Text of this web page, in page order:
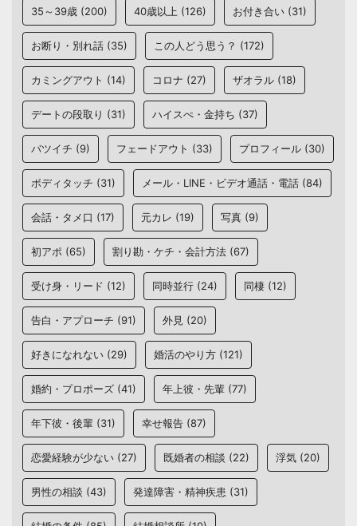
35～39歳 (200) 40歳以上 (126) お付き合い (31)
お断り・別れ話 (35) この人どう思う？ (172)
カミングアウト (14) コロナ (27) ザオラル (18)
デートの段取り (31) ハイスぺ・金持ち (37)
バツイチ (9) フェードアウト (33) プロフィール (30)
ボディタッチ (31) メール・LINE・ビデオ通話・電話 (84)
会話・タメ口 (17) 元カレ (19) 写真 (9)
初アポ (65) 割り勘・ケチ・会計方法 (67)
受け身・リード (12) 同時並行 (24) 同棲 (12)
告白・アプローチ (91) 外見 (20)
好きになれない (29) 婚活のやり方 (121)
婚約・プロポーズ (41) 年上彼・先輩 (77)
年下彼・後輩 (31) 幸せ報告 (87)
恋愛経験が少ない (27) 既婚者の相談 (22) 浮気 (20)
男性の相談 (43) 発達障害・精神疾患 (31)